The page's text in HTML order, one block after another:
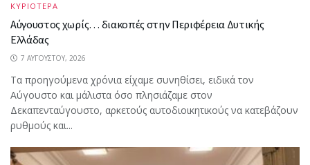
ΚΥΡΙΟΤΕΡΑ
Αύγουστος χωρίς… διακοπές στην Περιφέρεια Δυτικής
Ελλάδας
7 ΑΥΓΟΎΣΤΟΥ, 2026
Τα προηγούμενα χρόνια είχαμε συνηθίσει, ειδικά τον
Αύγουστο και μάλιστα όσο πλησιάζαμε στον
Δεκαπενταύγουστο, αρκετούς αυτοδιοικητικούς να κατεβάζουν
ρυθμούς και...